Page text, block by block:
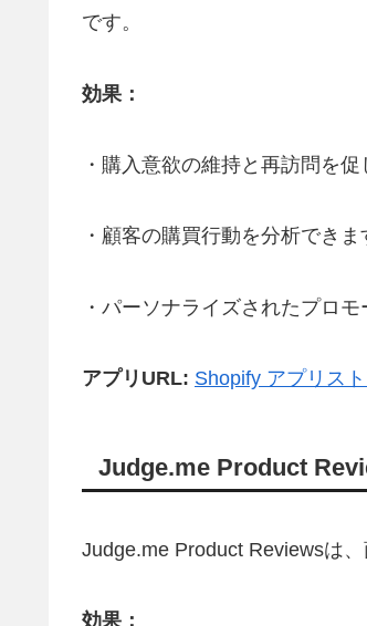
です。
効果：
・購入意欲の維持と再訪問を促
・顧客の購買行動を分析できま
・パーソナライズされたプロ
アプリURL: Shopify アプリス
Judge.me Product
Judge.me Product Reviewsは
効果：